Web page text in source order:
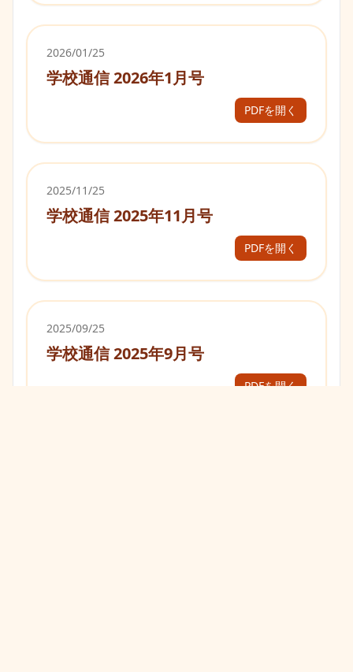
2026/01/25
学校通信 2026年1月号
PDFを開く
2025/11/25
学校通信 2025年11月号
PDFを開く
2025/09/25
学校通信 2025年9月号
PDFを開く